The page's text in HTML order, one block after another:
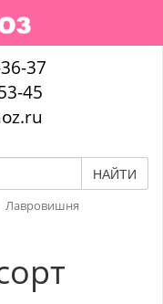
37
45
НАЙТИ
Лавровишня